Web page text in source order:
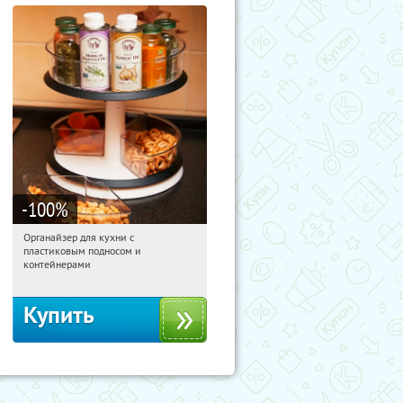
-100%
12:34:12 Получили:
Россия
Органайзер для кухни с
пластиковым подносом и
контейнерами
Купить